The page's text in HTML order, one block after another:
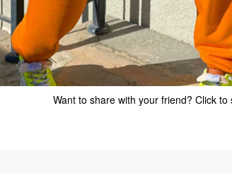
Want to share with your friend? Click to